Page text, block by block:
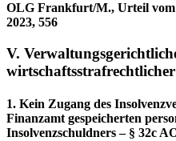
OLG Frankfurt/M., Urteil vom
2023, 556
V.
1. Kein Zugang des
Finanzamt gespeicherten
Insolvenzschuldners – § 32c